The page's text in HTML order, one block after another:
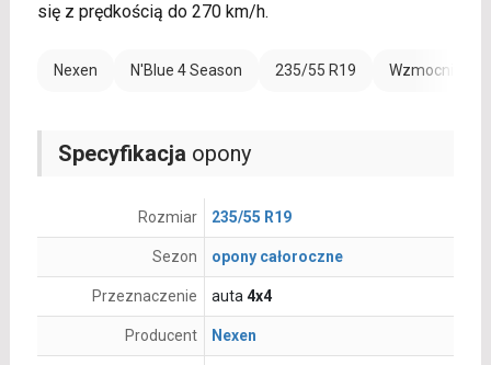
się z prędkością do 270 km/h.
Nexen N'Blue 4 Season 235/55 R19 Wzmocnienie
Specyfikacja opony
Rozmiar 235/55 R19
Sezon opony całoroczne
Przeznaczenie auta 4x4
Producent Nexen